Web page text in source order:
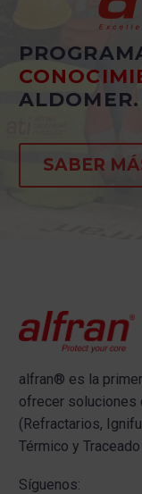
ALDOMER.
SABER
alfran® es la
ofrecer soluciones
(Refractarios,
Térmico y
Síguenos: